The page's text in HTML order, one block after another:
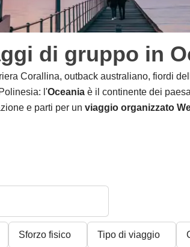
di gruppo in
Corallina, outback australiano, fiordi
l'Oceaniaè il continente dei
e parti per un viaggio organizzato
Sforzo fisico Tipo di viaggio